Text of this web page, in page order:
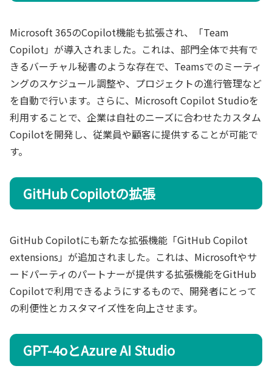
Microsoft 365のCopilot機能も拡張され、「Team
Copilot」が導入されました。これは、部門全体で共有で
きるバーチャル秘書のような存在で、Teamsでのミーティ
ングのスケジュール調整や、プロジェクトの進行管理など
を自動で行います。さらに、Microsoft Copilot Studioを
利用することで、企業は自社のニーズに合わせたカスタム
Copilotを開発し、従業員や顧客に提供することが可能で
す。
GitHub Copilotの拡張
GitHub Copilotにも新たな拡張機能「GitHub Copilot
extensions」が追加されました。これは、Microsoftやサ
ードパーティのパートナーが提供する拡張機能をGitHub
Copilotで利用できるようにするもので、開発者にとって
の利便性とカスタマイズ性を向上させます。
GPT-4oとAzure AI Studio